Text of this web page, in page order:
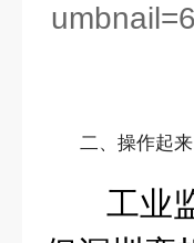
二、操作起
工业